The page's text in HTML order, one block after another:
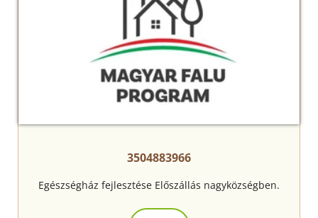
3504883966
Egészségház fejlesztése Előszállás nagyközségben.